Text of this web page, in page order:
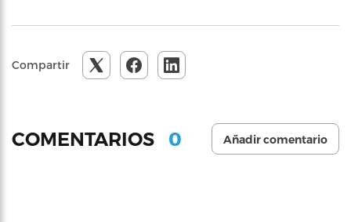
Compartir
COMENTARIOS 0 Añadir comentario